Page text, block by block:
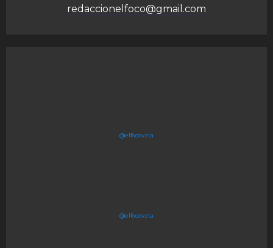
redaccionelfoco@gmail.com
@elfocovzla
@elfocovzla